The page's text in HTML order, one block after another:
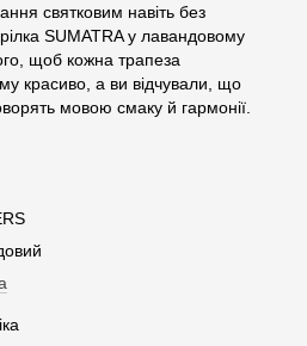
святковим навіть без
SUMATRA у лавандовому
щоб кожна трапеза
красиво, а ви відчували, що
мовою смаку й гармонії.